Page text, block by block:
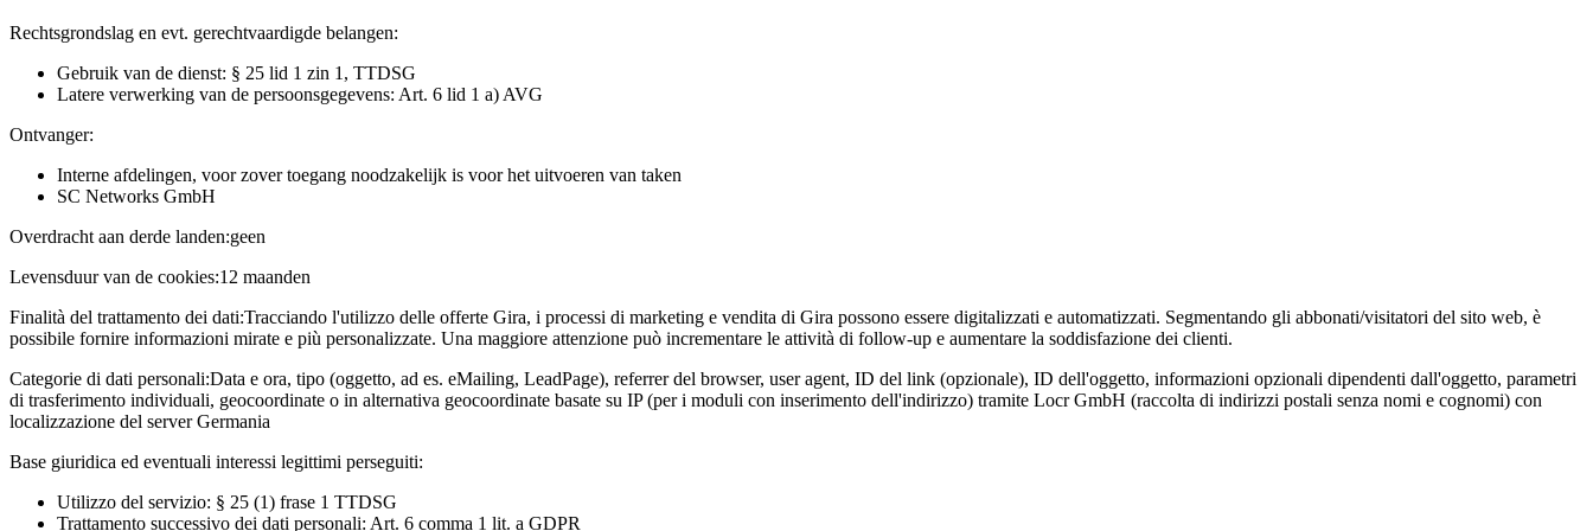
Rechtsgrondslag en evt. gerechtvaardigde belangen:
Gebruik van de dienst: § 25 lid 1 zin 1, TTDSG
Latere verwerking van de persoonsgegevens: Art. 6 lid 1 a) AVG
Ontvanger:
Interne afdelingen, voor zover toegang noodzakelijk is voor het uitvoeren van taken
SC Networks GmbH
Overdracht aan derde landen:geen
Levensduur van de cookies:12 maanden
Finalità del trattamento dei dati:Tracciando l'utilizzo delle offerte Gira, i processi di marketing e vendita di Gira possono essere digitalizzati e automatizzati. Segmentando gli abbonati/visitatori del sito web, è
possibile fornire informazioni mirate e più personalizzate. Una maggiore attenzione può incrementare le attività di follow-up e aumentare la soddisfazione dei clienti.
Categorie di dati personali:Data e ora, tipo (oggetto, ad es. eMailing, LeadPage), referrer del browser, user agent, ID del link (opzionale), ID dell'oggetto, informazioni opzionali dipendenti dall'oggetto, parametri
di trasferimento individuali, geocoordinate o in alternativa geocoordinate basate su IP (per i moduli con inserimento dell'indirizzo) tramite Locr GmbH (raccolta di indirizzi postali senza nomi e cognomi) con
localizzazione del server Germania
Base giuridica ed eventuali interessi legittimi perseguiti:
Utilizzo del servizio: § 25 (1) frase 1 TTDSG
Trattamento successivo dei dati personali: Art. 6 comma 1 lit. a GDPR